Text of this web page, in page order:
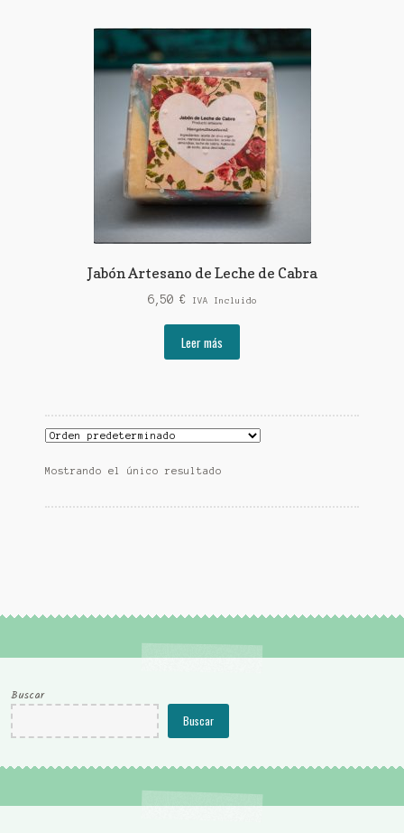
Jabón Artesano de Leche de Cabra
6,50 € IVA Incluido
Leer más
Mostrando el único resultado
Buscar
Buscar